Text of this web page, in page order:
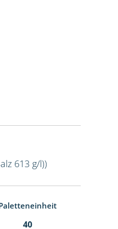
613 g/l))
40